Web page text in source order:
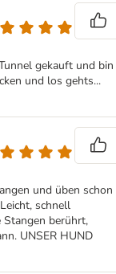
gekauft und bin
und los gehts...
und üben schon
schnell
Stangen berührt,
UNSER HUND